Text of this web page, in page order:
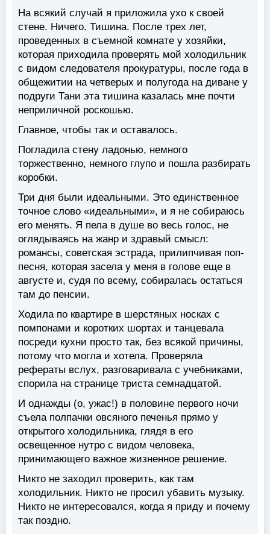
На всякий случай я приложила ухо к своей
стене. Ничего. Тишина. После трех лет,
проведенных в съемной комнате у хозяйки,
которая приходила проверять мой холодильник
с видом следователя прокуратуры, после года в
общежитии на четверых и полугода на диване у
подруги Тани эта тишина казалась мне почти
неприличной роскошью.
Главное, чтобы так и оставалось.
Погладила стену ладонью, немного
торжественно, немного глупо и пошла разбирать
коробки.
Три дня были идеальными. Это единственное
точное слово «идеальными», и я не собираюсь
его менять. Я пела в душе во весь голос, не
оглядываясь на жанр и здравый смысл:
романсы, советская эстрада, прилипчивая поп-
песня, которая засела у меня в голове еще в
августе и, судя по всему, собиралась остаться
там до пенсии.
Ходила по квартире в шерстяных носках с
помпонами и коротких шортах и танцевала
посреди кухни просто так, без всякой причины,
потому что могла и хотела. Проверяла
рефераты вслух, разговаривала с учебниками,
спорила на странице триста семнадцатой.
И однажды (о, ужас!) в половине первого ночи
съела полпачки овсяного печенья прямо у
открытого холодильника, глядя в его
освещенное нутро с видом человека,
принимающего важное жизненное решение.
Никто не заходил проверить, как там
холодильник. Никто не просил убавить музыку.
Никто не интересовался, когда я приду и почему
так поздно.